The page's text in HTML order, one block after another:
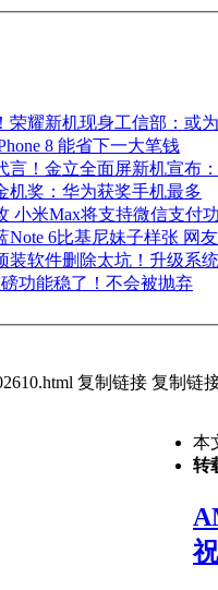
荣耀新机现身工信部：或
8 能省下一大笔钱
言！金立全面屏新机宣布
机奖：华为获奖手机最多
小米Max将支持微信支付
Note 6比基尼妹子样张 网
装软件删除太坑！升级系
磅功能稳了！不会被抛弃
复制链接 复制链
本
转